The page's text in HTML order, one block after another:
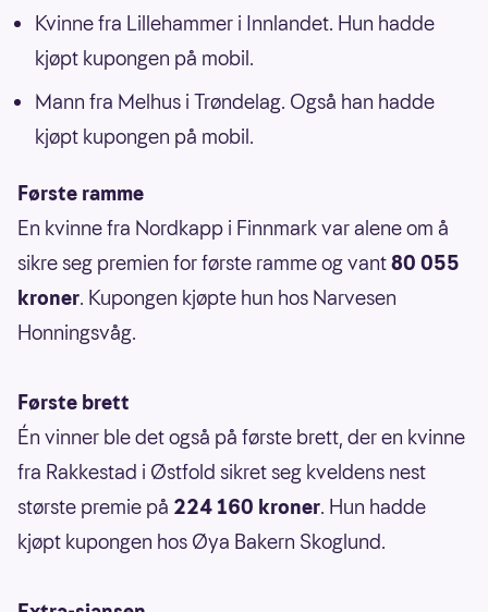
Kvinne fra Lillehammer i Innlandet. Hun hadde
kjøpt kupongen på mobil.
Mann fra Melhus i Trøndelag. Også han hadde
kjøpt kupongen på mobil.
Første ramme
En kvinne fra Nordkapp i Finnmark var alene om å
sikre seg premien for første ramme og vant80 055
kroner. Kupongen kjøpte hun hos Narvesen
Honningsvåg.
Første brett
Én vinner ble det også på første brett, der en kvinne
fra Rakkestad i Østfold sikret seg kveldens nest
største premie på 224 160 kroner. Hun hadde
kjøpt kupongen hos Øya Bakern Skoglund.